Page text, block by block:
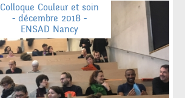
Colloque Couleur et soin
- décembre 2018 -
ENSAD Nancy